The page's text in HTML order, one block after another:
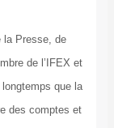
la Presse, de
de l’IFEX et
que la
des comptes et